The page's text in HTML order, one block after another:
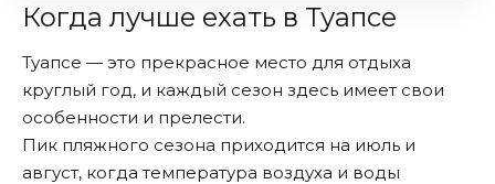
Когда лучше ехать в Туапсе
Туапсе — это прекрасное место для отдыха
круглый год, и каждый сезон здесь имеет свои
особенности и прелести.
Пик пляжного сезона приходится на июль и
август, когда температура воздуха и воды